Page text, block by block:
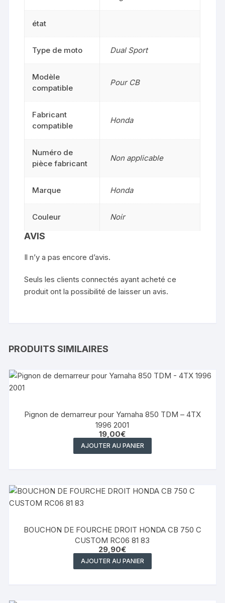
état
Type de moto Dual Sport
Modèle
compatible
Pour CB
Fabricant
compatible
Honda
Numéro de
pièce fabricant
Non applicable
Marque Honda
Couleur Noir
AVIS
Il n’y a pas encore d’avis.
Seuls les clients connectés ayant acheté ce
produit ont la possibilité de laisser un avis.
PRODUITS SIMILAIRES
Pignon de demarreur pour Yamaha 850 TDM – 4TX
1996 2001
19,00€
AJOUTER AU PANIER
BOUCHON DE FOURCHE DROIT HONDA CB 750 C
CUSTOM RC06 81 83
29,90€
AJOUTER AU PANIER